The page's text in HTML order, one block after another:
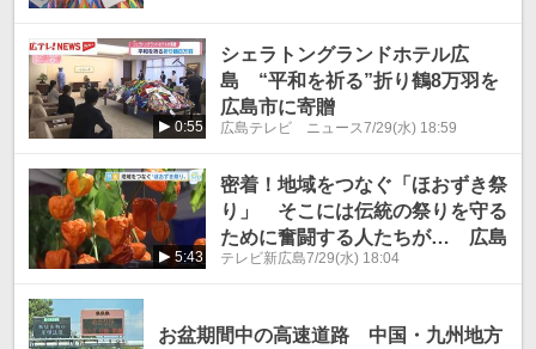
0:55
シェラトングランドホテル広
島 “平和を祈る”折り鶴8万羽を
広島市に寄贈
広島テレビ ニュース7/29(水) 18:59
5:43
密着！地域をつなぐ「ほおずき祭
り」 そこには伝統の祭りを守る
ために奮闘する人たちが… 広島
テレビ新広島7/29(水) 18:04
お盆期間中の高速道路 中国・九州地方